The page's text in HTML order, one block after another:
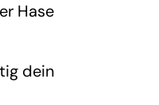
Hase
dein